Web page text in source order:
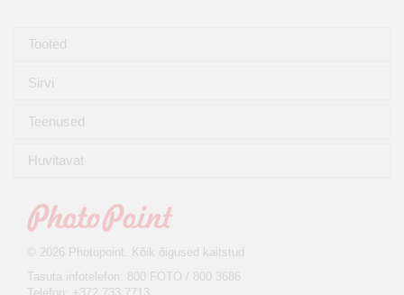
Tooted
Sirvi
Teenused
Huvitavat
© 2026 Photopoint. Kõik õigused kaitstud
Tasuta infotelefon: 800 FOTO / 800 3686